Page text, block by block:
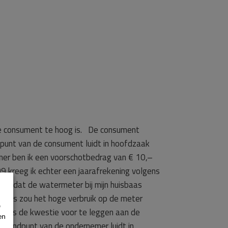
te hoog is. De consument
van de consument luidt in hoofdzaak
ben ik een voorschotbedrag van € 10,–
kreeg ik echter een jaarafrekening volgens
dat de watermeter bij mijn huisbaas
zou het hoge verbruik op de meter
is de kwestie voor te leggen aan de